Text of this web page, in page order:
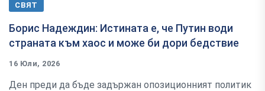
СВЯТ
Борис Надеждин: Истината е, че Путин води
страната към хаос и може би дори бедствие
16 Юли, 2026
Ден преди да бъде задържан опозиционният политик